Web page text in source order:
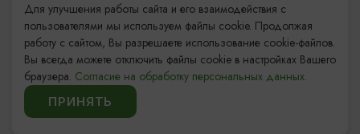
Компас Балтийской кухни
Настоящий Калининградец
Музеи
Для улучшения работы сайта и его взаимодействия с
пользователями мы используем файлы cookie. Продолжая
работу с сайтом, Вы разрешаете использование cookie-файлов.
Вы всегда можете отключить файлы cookie в настройках Вашего
браузера. Согласие на обработку персональных данных.
ПРИНЯТЬ